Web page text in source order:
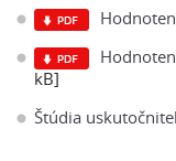
kB]
Štúdia